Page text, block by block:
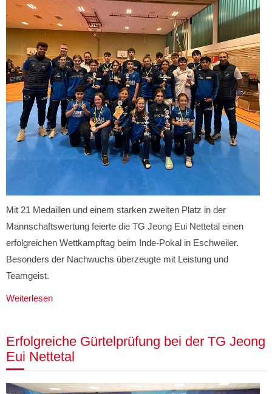
Mit 21 Medaillen und einem starken zweiten Platz in der
Mannschaftswertung feierte die TG Jeong Eui Nettetal einen
erfolgreichen Wettkampftag beim Inde-Pokal in Eschweiler.
Besonders der Nachwuchs überzeugte mit Leistung und
Teamgeist.
Weiterlesen
Erfolgreiche Gürtelprüfung bei der TG Jeong
Eui Nettetal